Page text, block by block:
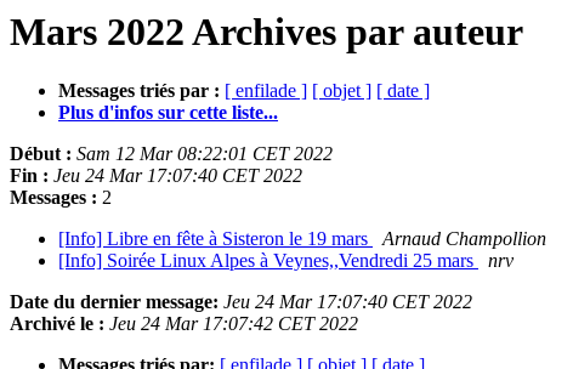
Mars 2022 Archives par auteur
Messages triés par : [ enfilade ] [ objet ] [ date ]
Plus d'infos sur cette liste...
Début : Sam 12 Mar 08:22:01 CET 2022
Fin : Jeu 24 Mar 17:07:40 CET 2022
Messages : 2
[Info] Libre en fête à Sisteron le 19 mars
Arnaud Champollion
[Info] Soirée Linux Alpes à Veynes,,Vendredi 25 mars
nrv
Date du dernier message: Jeu 24 Mar 17:07:40 CET 2022
Archivé le : Jeu 24 Mar 17:07:42 CET 2022